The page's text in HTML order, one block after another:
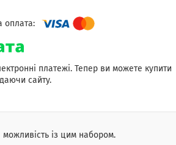
платежі. Тепер ви можете купити
сайту.
із цим набором.